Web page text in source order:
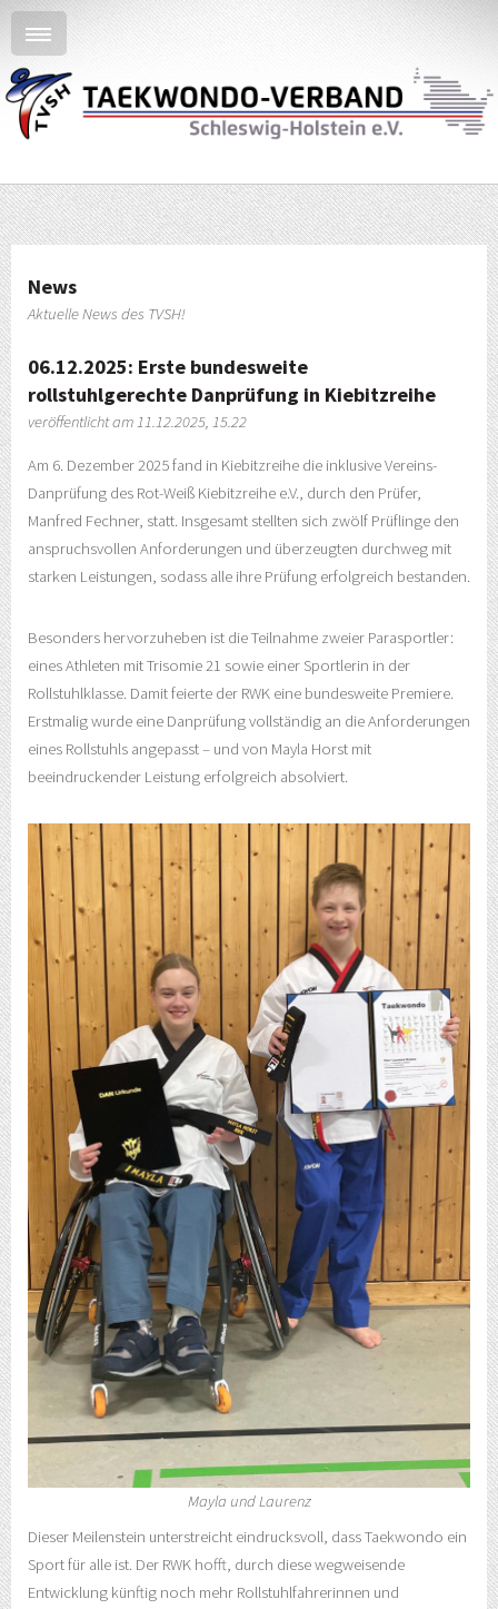
News
Aktuelle News des TVSH!
06.12.2025: Erste bundesweite
rollstuhlgerechte Danprüfung in Kiebitzreihe
veröffentlicht am 11.12.2025, 15.22
Am 6. Dezember 2025 fand in Kiebitzreihe die inklusive Vereins-
Danprüfung des Rot-Weiß Kiebitzreihe e.V., durch den Prüfer,
Manfred Fechner, statt. Insgesamt stellten sich zwölf Prüflinge den
anspruchsvollen Anforderungen und überzeugten durchweg mit
starken Leistungen, sodass alle ihre Prüfung erfolgreich bestanden.
Besonders hervorzuheben ist die Teilnahme zweier Parasportler:
eines Athleten mit Trisomie 21 sowie einer Sportlerin in der
Rollstuhlklasse. Damit feierte der RWK eine bundesweite Premiere.
Erstmalig wurde eine Danprüfung vollständig an die Anforderungen
eines Rollstuhls angepasst – und von Mayla Horst mit
beeindruckender Leistung erfolgreich absolviert.
Mayla und Laurenz
Dieser Meilenstein unterstreicht eindrucksvoll, dass Taekwondo ein
Sport für alle ist. Der RWK hofft, durch diese wegweisende
Entwicklung künftig noch mehr Rollstuhlfahrerinnen und